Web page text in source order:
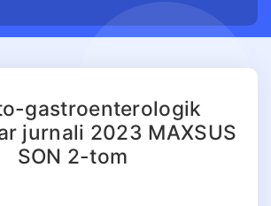
gastroenterologik
jurnali 2023 MAXSUS
SON 2-tom